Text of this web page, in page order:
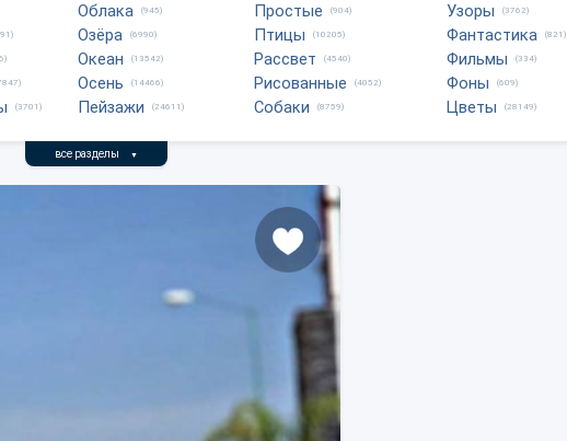
(3701)
Облака (945)
Озёра (6990)
Океан (13542)
Осень (14466)
Пейзажи (24611)
Простые (904)
Птицы (10205)
Рассвет (4540)
Рисованные (4052)
Собаки (8759)
Узоры (3762)
Фантастика (821)
Фильмы (334)
Фоны (609)
Цветы (28149)
все разделы ▼